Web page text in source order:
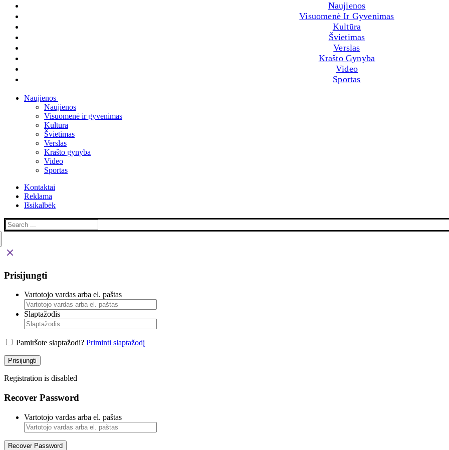
Naujienos
Visuomenė Ir Gyvenimas
Kultūra
Švietimas
Verslas
Krašto Gynyba
Video
Sportas
Naujienos
Naujienos
Visuomenė ir gyvenimas
Kultūra
Švietimas
Verslas
Krašto gynyba
Video
Sportas
Kontaktai
Reklama
Išsikalbėk
Prisijungti
Vartotojo vardas arba el. paštas
Slaptažodis
Pamiršote slaptažodi? Priminti slaptažodį
Prisijungti
Registration is disabled
Recover Password
Vartotojo vardas arba el. paštas
Recover Password